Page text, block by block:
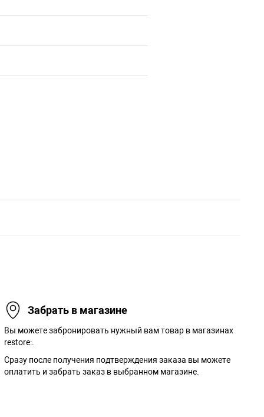
Забрать в магазине
Вы можете забронировать нужный вам товар в магазинах
restore:.
Сразу после получения подтверждения заказа вы можете
оплатить и забрать заказ в выбранном магазине.